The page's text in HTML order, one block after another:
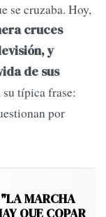
se cruzaba. Hoy,
cruces
y
de sus
típica frase:
por
MARCHA
QUE COPAR